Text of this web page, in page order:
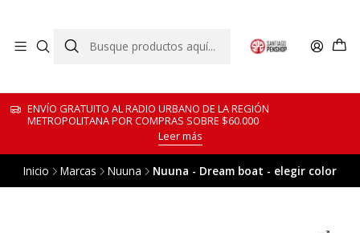
ENVÍO GRATUITO AL RADIO URBANO DE LA REGIÓN
METROPOLITANA POR COMPRAS SOBRE $60.000
Leer más
Inicio Marcas Nuuna Nuuna - Dream boat - elegir color